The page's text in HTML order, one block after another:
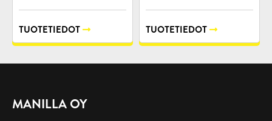
TUOTETIEDOT TUOTETIEDOT
MANILLA OY